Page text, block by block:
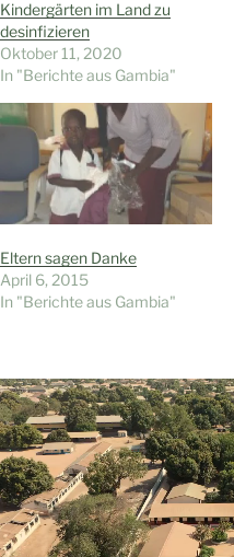
Kindergärten im Land zu
desinfizieren
Oktober 11, 2020
In "Berichte aus Gambia"
Eltern sagen Danke
April 6, 2015
In "Berichte aus Gambia"